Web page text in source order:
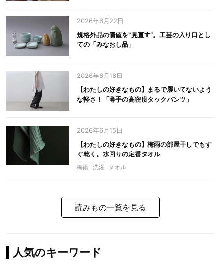
2026年6月22日
規格外品の価値を‟見直す”。工芸の入り口とし
ての「みなおし品」
2026年6月16日
【わたしの好きなもの】まるで履いてないよう
な軽さ！「薄手の高密度タックパンツ」
2026年6月15日
【わたしの好きなもの】梅雨の部屋干しでもす
ぐ乾く。水回りの定番タオル
梅雨 洗濯 タオル
読みもの一覧を見る
人気のキーワード